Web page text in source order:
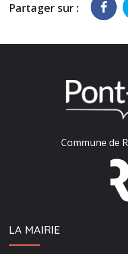
Partager sur :
Commune de
LA MAIRIE